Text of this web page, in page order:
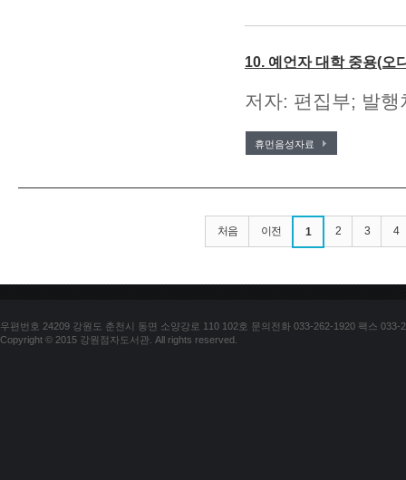
10. 예언자 대학 중용(오
저자: 편집부; 발
휴먼음성자료
처음 이전 1 2 3 4
우편번호 24209 강원도 춘천시 동면 소양강로 110 102호 문의전화 033-262-1920 팩스 033-
Copyright © 2015 강원점자도서관. All rights reserved.